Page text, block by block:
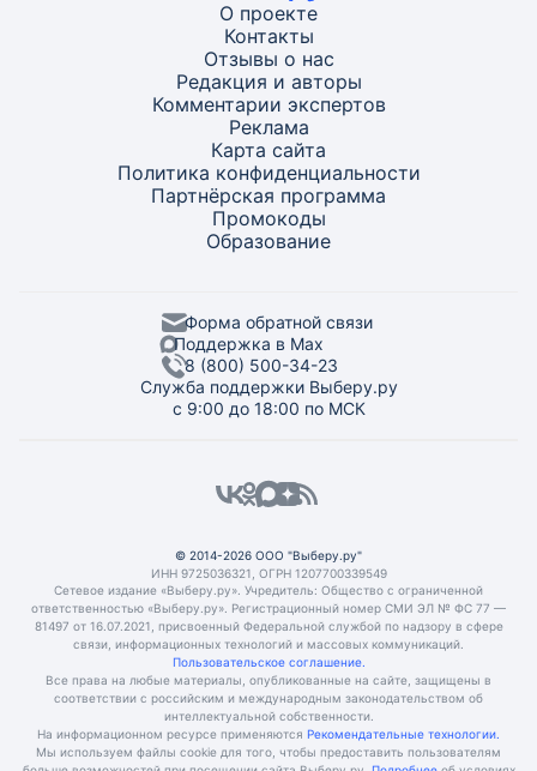
О проекте
Контакты
Отзывы о нас
Редакция и авторы
Комментарии экспертов
Реклама
Карта сайта
Политика конфиденциальности
Партнёрская программа
Промокоды
Образование
Форма обратной связи
Поддержка в Max
8 (800) 500-34-23
Служба поддержки Выберу.ру
с 9:00 до 18:00 по МСК
© 2014-2026 ООО "Выберу.ру"
ИНН 9725036321, ОГРН 1207700339549
Сетевое издание «Выберу.ру». Учредитель: Общество с ограниченной
ответственностью «Выберу.ру». Регистрационный номер СМИ ЭЛ № ФС 77 —
81497 от 16.07.2021, присвоенный Федеральной службой по надзору в сфере
связи, информационных технологий и массовых коммуникаций.
Пользовательское соглашение.
Все права на любые материалы, опубликованные на сайте, защищены в
соответствии с российским и международным законодательством об
интеллектуальной собственности.
На информационном ресурсе применяются Рекомендательные технологии.
Мы используем файлы cookie для того, чтобы предоставить пользователям